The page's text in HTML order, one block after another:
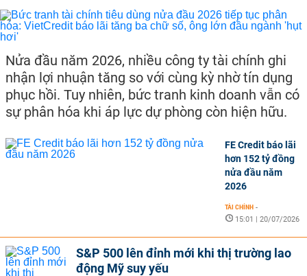
Nửa đầu năm 2026, nhiều công ty tài chính ghi
nhận lợi nhuận tăng so với cùng kỳ nhờ tín dụng
phục hồi. Tuy nhiên, bức tranh kinh doanh vẫn có
sự phân hóa khi áp lực dự phòng còn hiện hữu.
FE Credit báo lãi
hơn 152 tỷ đồng
nửa đầu năm
2026
TÀI CHÍNH -
15:01 | 20/07/2026
S&P 500 lên đỉnh mới khi thị trường lao
động Mỹ suy yếu